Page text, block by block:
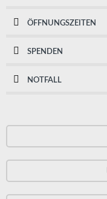
ÖFFNUNGSZEITEN
SPENDEN
NOTFALL